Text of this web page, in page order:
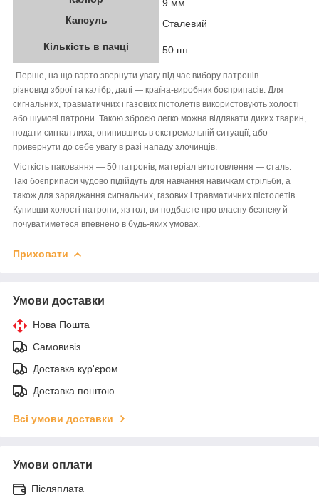
9 мм
Капсуль
Сталевий
Кількість в пачці
50 шт.
Перше, на що варто звернути увагу під час вибору патронів —
різновид зброї та калібр, далі — країна-виробник боєприпасів. Для
сигнальних, травматичних і газових пістолетів використовують холості
або шумові патрони. Такою зброєю легко можна відлякати диких тварин,
подати сигнал лиха, опинившись в екстремальній ситуації, або
привернути до себе увагу в разі нападу злочинців.
Місткість паковання — 50 патронів, матеріал виготовлення — сталь.
Такі боєприпаси чудово підійдуть для навчання навичкам стрільби, а
також для заряджання сигнальних, газових і травматичних пістолетів.
Купивши холості патрони, яз гол, ви подбаєте про власну безпеку й
почуватиметеся впевнено в будь-яких умовах.
Приховати
Умови доставки
Нова Пошта
Самовивіз
Доставка кур'єром
Доставка поштою
Всі умови доставки
Умови оплати
Післяплата